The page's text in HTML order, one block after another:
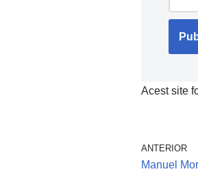
Acest site
ANTERIOR
Manuel